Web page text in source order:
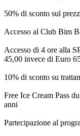
50% di sconto sul
Accesso al Club Bim
Accesso di 4 ore alla
45,00 invece di Euro
10% di sconto su
Free Ice Cream Pass
anni
Partecipazione al